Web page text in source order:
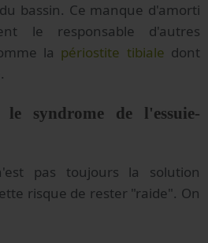
bassin. Ce manque d'amorti
le responsable d'autres
la périostite tibiale dont
le syndrome de l'essuie-
pas toujours la solution
risque de rester "raide". On